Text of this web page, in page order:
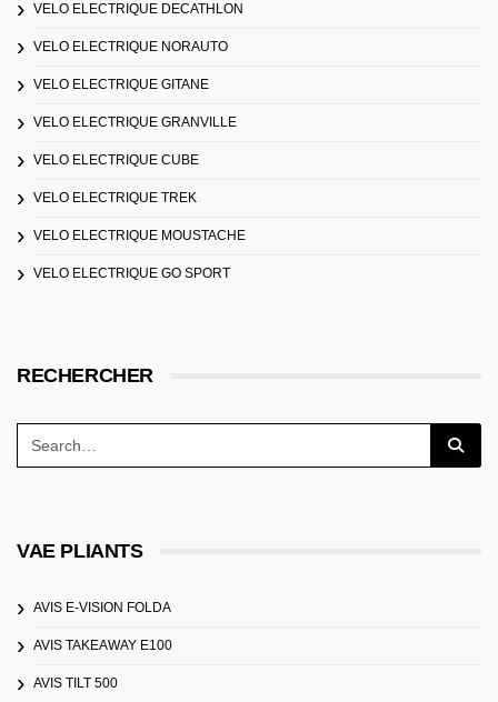
VELO ELECTRIQUE DECATHLON
VELO ELECTRIQUE NORAUTO
VELO ELECTRIQUE GITANE
VELO ELECTRIQUE GRANVILLE
VELO ELECTRIQUE CUBE
VELO ELECTRIQUE TREK
VELO ELECTRIQUE MOUSTACHE
VELO ELECTRIQUE GO SPORT
RECHERCHER
VAE PLIANTS
AVIS E-VISION FOLDA
AVIS TAKEAWAY E100
AVIS TILT 500